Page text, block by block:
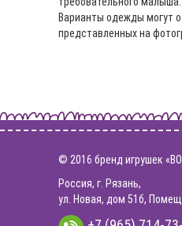
Варианты одежды могут
представленных на
© 2016 бренд игрушек
Россия, г. Рязань,
ул. Новая, дом 51б,